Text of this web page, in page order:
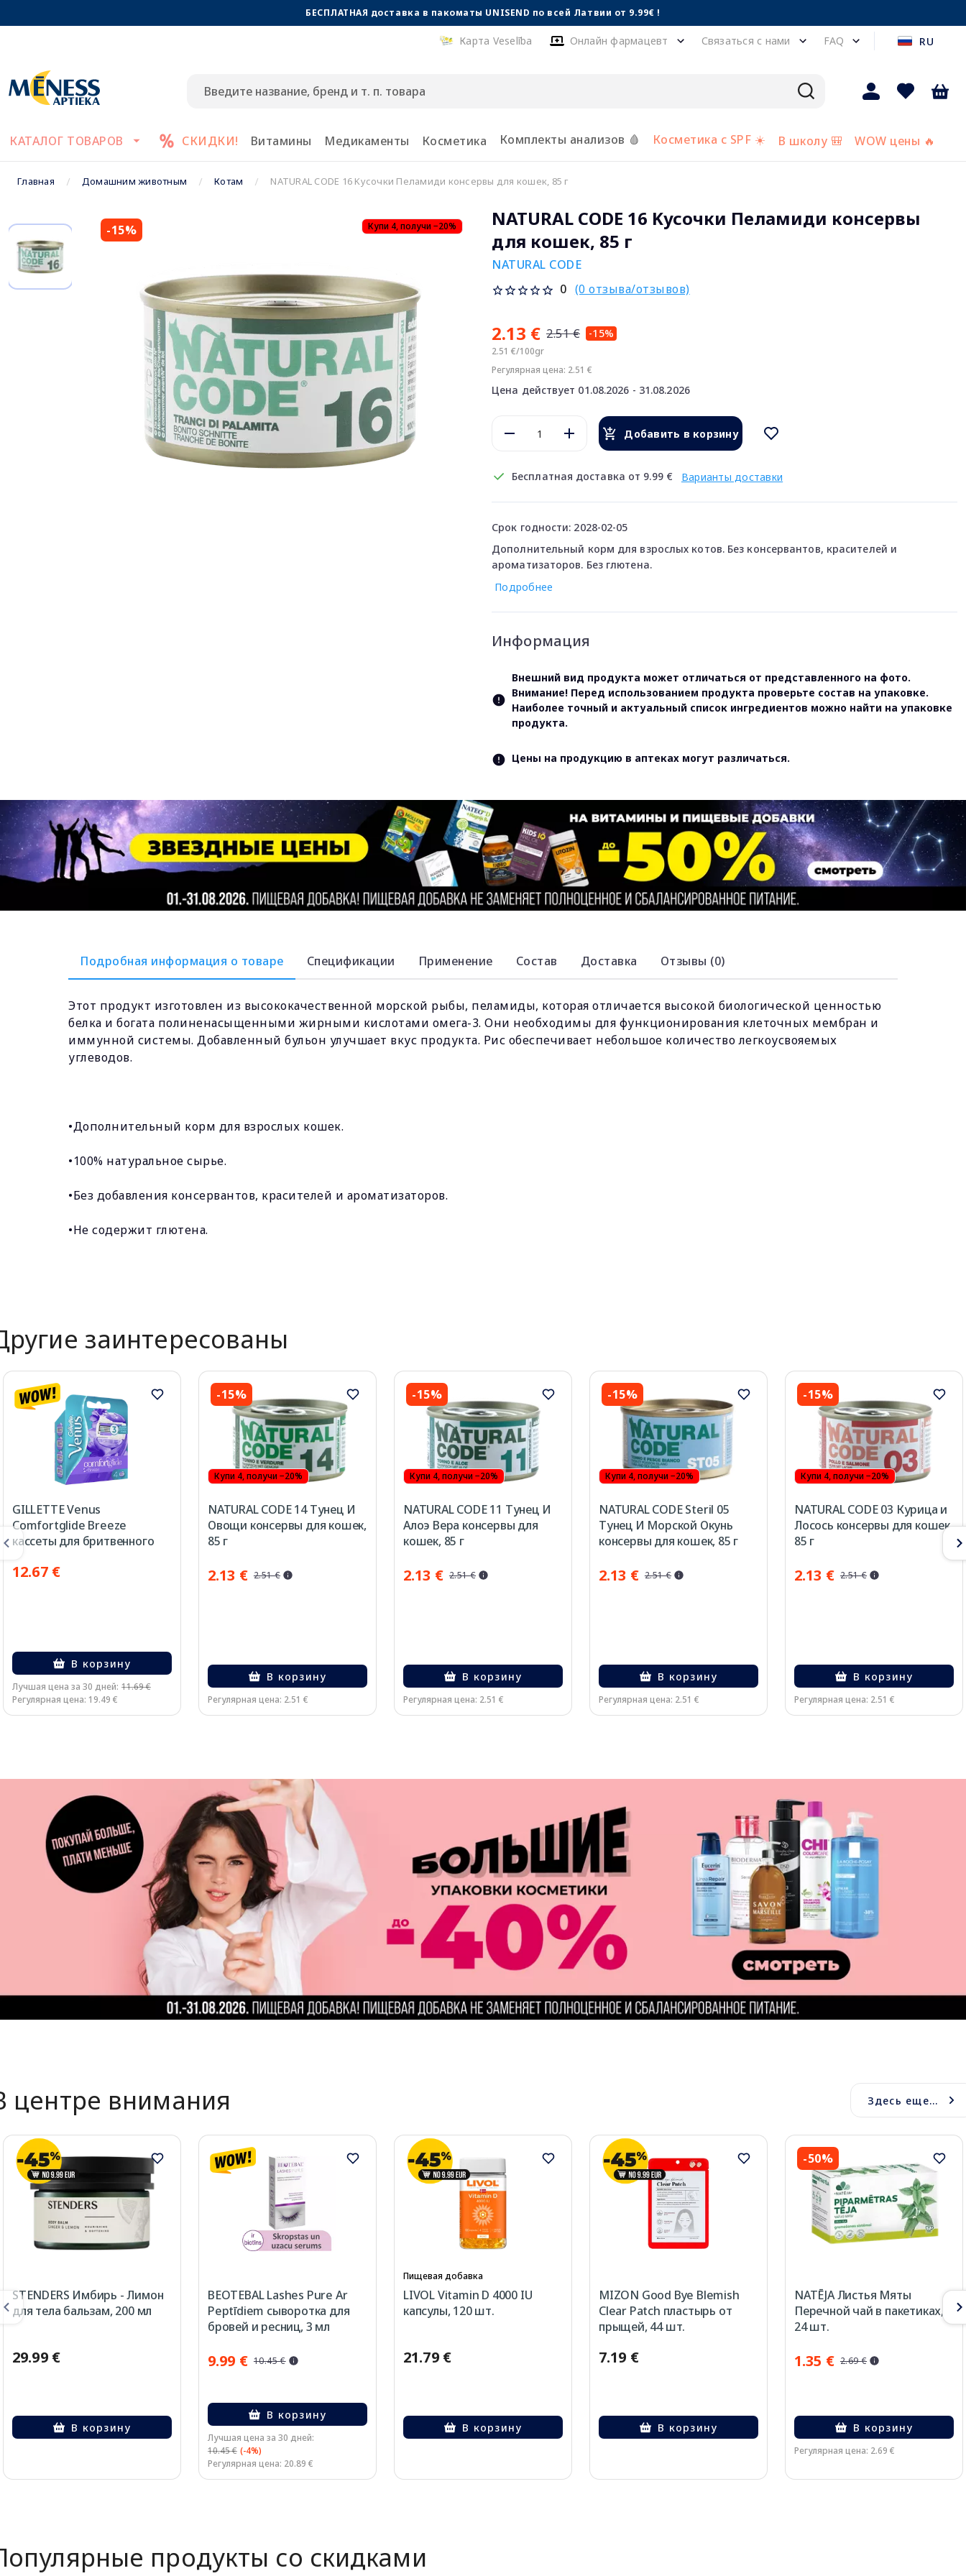
БЕСПЛАТНАЯ доставка в пакоматы UNISEND по всей Латвии от 9.99€ !
Карта Veselība Онлайн фармацевт Связаться с нами FAQ RU
КАТАЛОГ ТОВАРОВ СКИДКИ! Витамины Медикаменты Косметика Комплекты анализов 🩸 Косметика с SPF ☀️ В школу 🎒 WOW цены 🔥
Главная Домашним животным Котам NATURAL CODE 16 Kусочки Пеламиди консервы для кошек, 85 г
-15% Купи 4, получи −20%
NATURAL CODE 16 Kусочки Пеламиди консервы
для кошек, 85 г
NATURAL CODE
0 (0 отзыва/отзывов)
2.13 € 2.51 € -15%
2.51 €/100gr
Регулярная цена: 2.51 €
Цена действует 01.08.2026 - 31.08.2026
Добавить в корзину
Бесплатная доставка от 9.99 € Варианты доставки
Срок годности: 2028-02-05
Дополнительный корм для взрослых котов. Без консервантов, красителей и
ароматизаторов. Без глютена.
Подробнее
Информация
Внешний вид продукта может отличаться от представленного на фото.
Внимание! Перед использованием продукта проверьте состав на упаковке.
Наиболее точный и актуальный список ингредиентов можно найти на упаковке
продукта.
Цены на продукцию в аптеках могут различаться.
Подробная информация о товаре Спецификации Применение Состав Доставка Отзывы (0)
Этот продукт изготовлен из высококачественной морской рыбы, пеламиды, которая отличается высокой биологической ценностью
белка и богата полиненасыщенными жирными кислотами омега-3. Они необходимы для функционирования клеточных мембран и
иммунной системы. Добавленный бульон улучшает вкус продукта. Рис обеспечивает небольшое количество легкоусвояемых
углеводов.
•Дополнительный корм для взрослых кошек.
•100% натуральное сырье.
•Без добавления консервантов, красителей и ароматизаторов.
•Не содержит глютена.
заинтересованы
GILLETTE Venus
Comfortglide Breeze
кассеты для бритвенного
12.67 €
В корзину
Лучшая цена за 30 дней: 11.69 €
Регулярная цена: 19.49 €
-15%
Купи 4, получи −20%
NATURAL CODE 14 Тунец И
Овощи консервы для кошек,
85 г
2.13 € 2.51 €
В корзину
Регулярная цена: 2.51 €
-15%
Купи 4, получи −20%
NATURAL CODE 11 Тунец И
Алоэ Вера консервы для
кошек, 85 г
2.13 € 2.51 €
В корзину
Регулярная цена: 2.51 €
-15%
Купи 4, получи −20%
NATURAL CODE Steril 05
Тунец И Морской Окунь
консервы для кошек, 85 г
2.13 € 2.51 €
В корзину
Регулярная цена: 2.51 €
-15%
Купи 4, получи −20%
NATURAL CODE 03 Курица и
Лосось консервы для кошек,
85 г
2.13 € 2.51 €
В корзину
Регулярная цена: 2.51 €
центре внимания Здесь еще...
STENDERS Имбирь - Лимон
для тела бальзам, 200 мл
29.99 €
В корзину
BEOTEBAL Lashes Pure Ar
Peptīdiem сыворотка для
бровей и ресниц, 3 мл
9.99 € 10.45 €
В корзину
Лучшая цена за 30 дней:
10.45 € (-4%)
Регулярная цена: 20.89 €
Пищевая добавка
LIVOL Vitamin D 4000 IU
капсулы, 120 шт.
21.79 €
В корзину
MIZON Good Bye Blemish
Clear Patch пластырь от
прыщей, 44 шт.
7.19 €
В корзину
-50%
NATĒJA Листья Мяты
Перечной чай в пакетиках,
24 шт.
1.35 € 2.69 €
В корзину
Регулярная цена: 2.69 €
продукты со скидками